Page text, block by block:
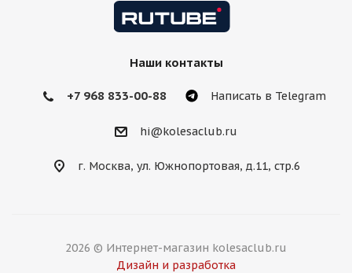
Наши контакты
+7 968 833-00-88 Написать в Telegram
hi@kolesaclub.ru
г. Москва, ул. Южнопортовая, д.11, стр.6
2026 © Интернет-магазин kolesaclub.ru
Дизайн и разработка